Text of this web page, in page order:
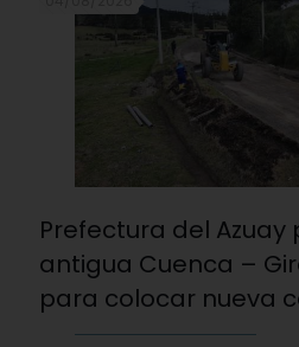
Prefectura del
antigua Cuenca –
para colocar nueva